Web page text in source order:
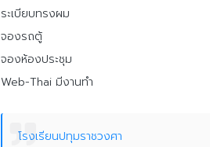
ระเบียบทรงผม
จองรถตู้
จองห้องประชุม
Web-Thai มีงานทำ
โรงเรียนปทุมราชวงศา